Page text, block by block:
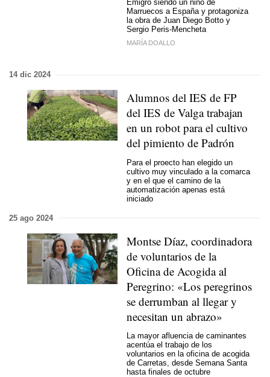
Emigró siendo un niño de
Marruecos a España y protagoniza
la obra de Juan Diego Botto y
Sergio Peris-Mencheta
MARÍA DOALLO
14 dic 2024
Alumnos del IES de FP
del IES de Valga trabajan
en un robot para el cultivo
del pimiento de Padrón
Para el proecto han elegido un
cultivo muy vinculado a la comarca
y en el que el camino de la
automatización apenas está
iniciado
25 ago 2024
Montse Díaz, coordinadora
de voluntarios de la
Oficina de Acogida al
Peregrino: «Los peregrinos
se derrumban al llegar y
necesitan un abrazo»
La mayor afluencia de caminantes
acentúa el trabajo de los
voluntarios en la oficina de acogida
de Carretas, desde Semana Santa
hasta finales de octubre